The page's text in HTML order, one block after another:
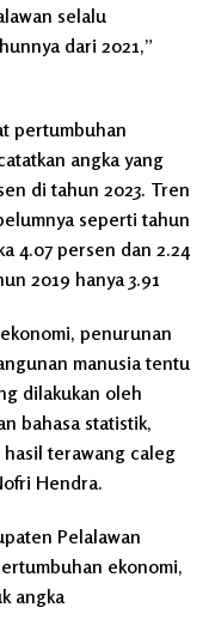
selalu
dari 2021,”
pertumbuhan
angka yang
di tahun 2023. Tren
seperti tahun
4.07 persen dan 2.24
2019 hanya 3.91
penurunan
manusia tentu
dilakukan oleh
bahasa statistik,
terawang caleg
Hendra.
Pelalawan
ekonomi,
angka